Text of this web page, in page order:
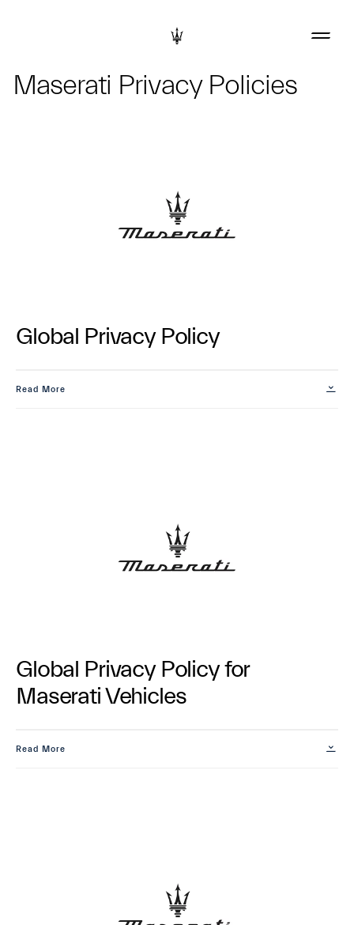
Maserati Privacy Policies
Global Privacy Policy
Read More
Global Privacy Policy for
Maserati Vehicles
Read More